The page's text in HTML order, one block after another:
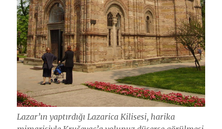
Lazar’ın yaptırdığı Lazarica Kilisesi, harika